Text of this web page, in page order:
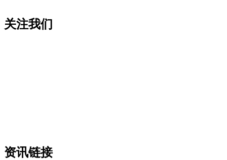
关注我们
资讯链接